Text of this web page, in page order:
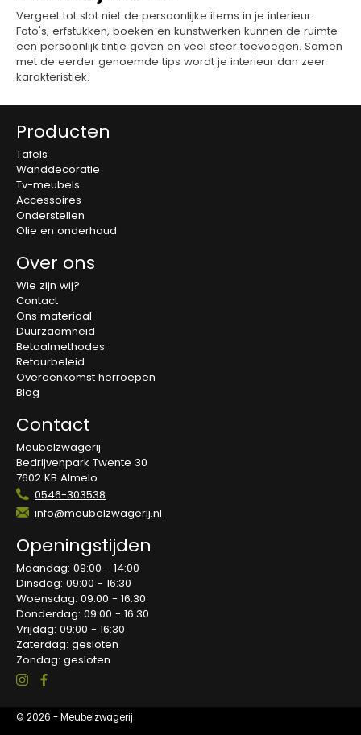
Vergeet tot slot niet de persoonlijke items in je interieur.
Foto's, erfstukken, boeken en kunstwerken kunnen de ruimte
een persoonlijk tintje geven en veel sfeer toevoegen. Samen
met de eerder genoemde tips wordt je interieur dan zeer
karakteristiek.
Producten
Tafels
Wanddecoratie
Tv-meubels
Accessoires
Onderstellen
Olie en onderhoud
Over ons
Wie zijn wij?
Contact
Ons materiaal
Duurzaamheid
Betaalmethodes
Retourbeleid
Overeenkomst herroepen
Blog
Contact
Meubelzwagerij
Bedrijvenpark Twente 30
7602 KB Almelo
0546-303538
info@meubelzwagerij.nl
Openingstijden
Maandag: 09:00 - 14:00
Dinsdag: 09:00 - 16:30
Woensdag: 09:00 - 16:30
Donderdag: 09:00 - 16:30
Vrijdag: 09:00 - 16:30
Zaterdag: gesloten
Zondag: gesloten
© 2026 - Meubelzwagerij